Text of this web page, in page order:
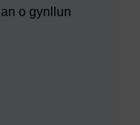
o gynllun